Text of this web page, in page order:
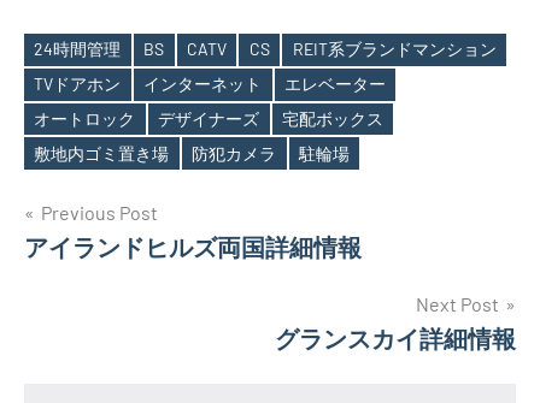
Tags
24時間管理 BS CATV CS
REIT系ブランドマンション
TVドアホン
インターネット
エレベーター
オートロック
デザイナーズ
宅配ボックス
敷地内ゴミ置き場
防犯カメラ 駐輪場
投
稿
Previous Post
アイランドヒルズ両国詳細情報
Next Post
グランスカイ詳細情報